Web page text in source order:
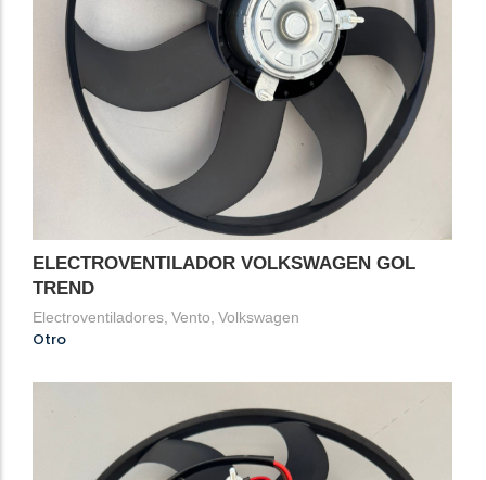
ELECTROVENTILADOR VOLKSWAGEN GOL
TREND
Electroventiladores, Vento, Volkswagen
Otro